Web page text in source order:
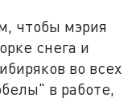
чтобы мэрия
снега и
во всех
в работе,